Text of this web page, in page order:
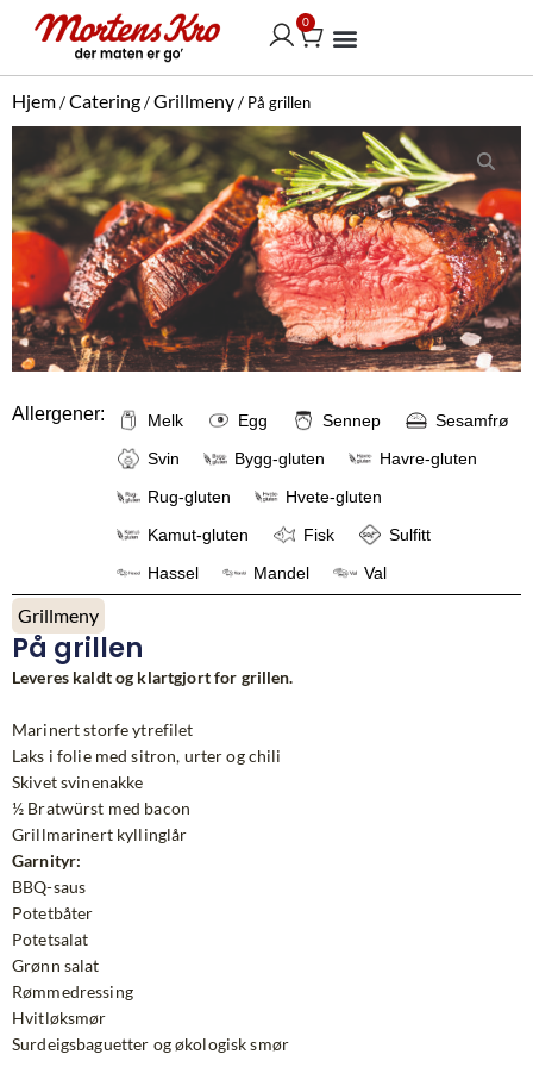
Hopp
innholdet
0
Handlekurv
Hjem/Catering/Grillmeny/ På grillen
Allergener: Melk Egg Sennep
Sesamfrø
Svin
Bygg-gluten
Havre-gluten
Rug-gluten
Hvete-gluten
Kamut-gluten
Fisk
Sulfitt
Hassel
Mandel Val
Grillmeny
På grillen
Leveres kaldt og klartgjort for grillen.
Marinert storfe ytrefilet
Laks i folie med sitron, urter og chili
Skivet svinenakke
½ Bratwürst med bacon
Grillmarinert kyllinglår
Garnityr:
BBQ-saus
Potetbåter
Potetsalat
Grønn salat
Rømmedressing
Hvitløksmør
Surdeigsbaguetter og økologisk smør